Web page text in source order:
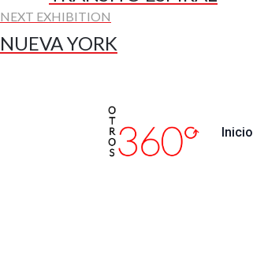
NEXT EXHIBITION
NUEVA YORK
Inicio